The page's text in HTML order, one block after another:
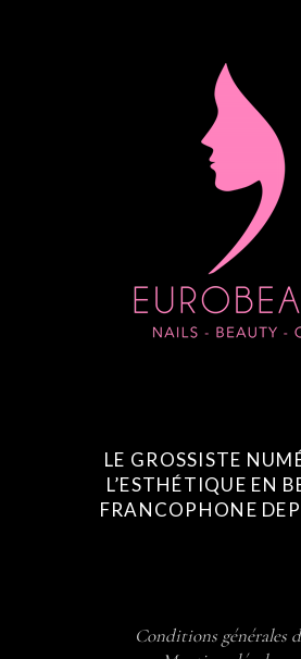
LE GROSSISTE
L’ESTHÉTIQUE EN
FRANCOPHONE
Conditions générales